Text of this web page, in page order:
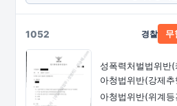
1052
성폭력처벌법위반(
아청법위반(강제추
아청법위반(위계등
경찰 무